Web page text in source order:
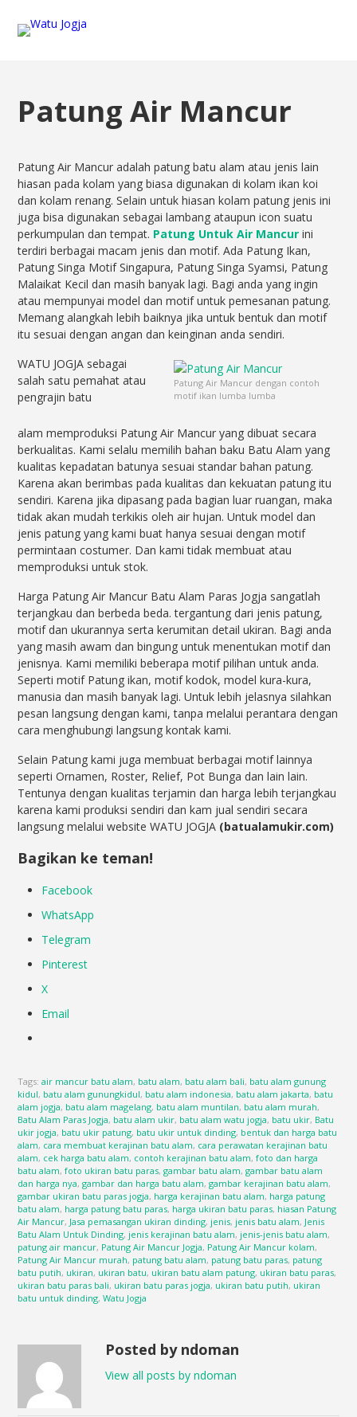
Patung Air Mancur
Patung Air Mancur adalah patung batu alam atau jenis lain
hiasan pada kolam yang biasa digunakan di kolam ikan koi
dan kolam renang. Selain untuk hiasan kolam patung jenis ini
juga bisa digunakan sebagai lambang ataupun icon suatu
perkumpulan dan tempat. Patung Untuk Air Mancur ini
terdiri berbagai macam jenis dan motif. Ada Patung Ikan,
Patung Singa Motif Singapura, Patung Singa Syamsi, Patung
Malaikat Kecil dan masih banyak lagi. Bagi anda yang ingin
atau mempunyai model dan motif untuk pemesanan patung.
Memang alangkah lebih baiknya jika untuk bentuk dan motif
itu sesuai dengan angan dan keinginan anda sendiri.
Patung Air Mancur dengan contoh
motif ikan lumba lumba
WATU JOGJA sebagai
salah satu pemahat atau
pengrajin batu
alam memproduksi Patung Air Mancur yang dibuat secara
berkualitas. Kami selalu memilih bahan baku Batu Alam yang
kualitas kepadatan batunya sesuai standar bahan patung.
Karena akan berimbas pada kualitas dan kekuatan patung itu
sendiri. Karena jika dipasang pada bagian luar ruangan, maka
tidak akan mudah terkikis oleh air hujan. Untuk model dan
jenis patung yang kami buat hanya sesuai dengan motif
permintaan costumer. Dan kami tidak membuat atau
memproduksi untuk stok.
Harga Patung Air Mancur Batu Alam Paras Jogja sangatlah
terjangkau dan berbeda beda. tergantung dari jenis patung,
motif dan ukurannya serta kerumitan detail ukiran. Bagi anda
yang masih awam dan bingung untuk menentukan motif dan
jenisnya. Kami memiliki beberapa motif pilihan untuk anda.
Seperti motif Patung ikan, motif kodok, model kura-kura,
manusia dan masih banyak lagi. Untuk lebih jelasnya silahkan
pesan langsung dengan kami, tanpa melalui perantara dengan
cara menghubungi langsung kontak kami.
Selain Patung kami juga membuat berbagai motif lainnya
seperti Ornamen, Roster, Relief, Pot Bunga dan lain lain.
Tentunya dengan kualitas terjamin dan harga lebih terjangkau
karena kami produksi sendiri dan kam jual sendiri secara
langsung melalui website WATU JOGJA (batualamukir.com)
Bagikan ke teman!
Facebook
WhatsApp
Telegram
Pinterest
X
Email
Tags:air mancur batu alam, batu alam, batu alam bali, batu alam gunung
kidul, batu alam gunungkidul, batu alam indonesia, batu alam jakarta, batu
alam jogja, batu alam magelang, batu alam muntilan, batu alam murah,
Batu Alam Paras Jogja, batu alam ukir, batu alam watu jogja, batu ukir, Batu
ukir jogja, batu ukir patung, batu ukir untuk dinding, bentuk dan harga batu
alam, cara membuat kerajinan batu alam, cara perawatan kerajinan batu
alam, cek harga batu alam, contoh kerajinan batu alam,foto dan harga
batu alam,foto ukiran batu paras,gambar batu alam,gambar batu alam
dan harga nya,gambar dan harga batu alam,gambar kerajinan batu alam,
gambar ukiran batu paras jogja, harga kerajinan batu alam, harga patung
batu alam, harga patung batu paras, harga ukiran batu paras, hiasan Patung
Air Mancur, Jasa pemasangan ukiran dinding, jenis, jenis batu alam, Jenis
Batu Alam Untuk Dinding, jenis kerajinan batu alam, jenis-jenis batu alam,
patung air mancur, Patung Air Mancur Jogja, Patung Air Mancur kolam,
Patung Air Mancur murah, patung batu alam, patung batu paras, patung
batu putih, ukiran, ukiran batu, ukiran batu alam patung, ukiran batu paras,
ukiran batu paras bali, ukiran batu paras jogja, ukiran batu putih, ukiran
batu untuk dinding,Watu Jogja
Posted by ndoman
View all posts by ndoman